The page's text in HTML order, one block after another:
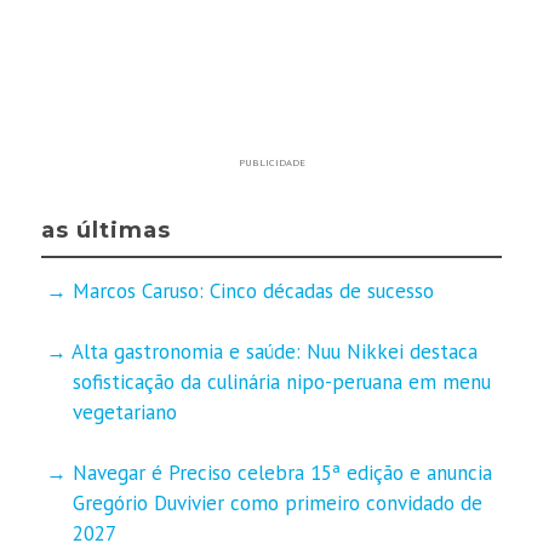
PUBLICIDADE
as últimas
Marcos Caruso: Cinco décadas de sucesso
Alta gastronomia e saúde: Nuu Nikkei destaca
sofisticação da culinária nipo-peruana em menu
vegetariano
Navegar é Preciso celebra 15ª edição e anuncia
Gregório Duvivier como primeiro convidado de
2027